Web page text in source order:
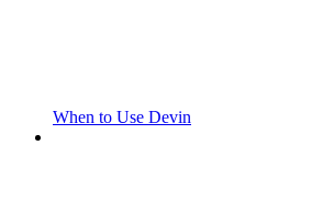
When to Use Devin